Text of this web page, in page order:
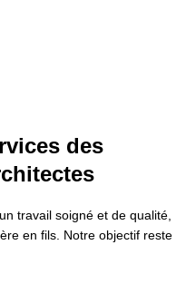
des
travail soigné et de qualité,
en fils. Notre objectif reste